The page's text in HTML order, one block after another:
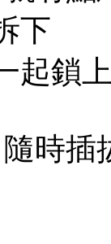
下
起鎖
時插